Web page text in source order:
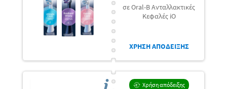
σε Oral-B Ανταλλακτικές
Κεφαλές iO
ΧΡΗΣΗ ΑΠΟΔΕΙΞΗΣ
Χρήση απόδειξης